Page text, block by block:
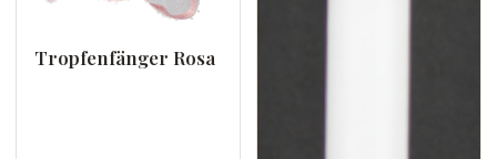
Tropfenfänger Rosa